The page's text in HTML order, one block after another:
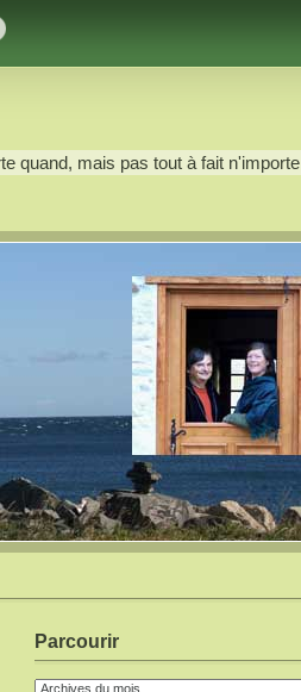
quand, mais pas tout à fait n'importe
Parcourir